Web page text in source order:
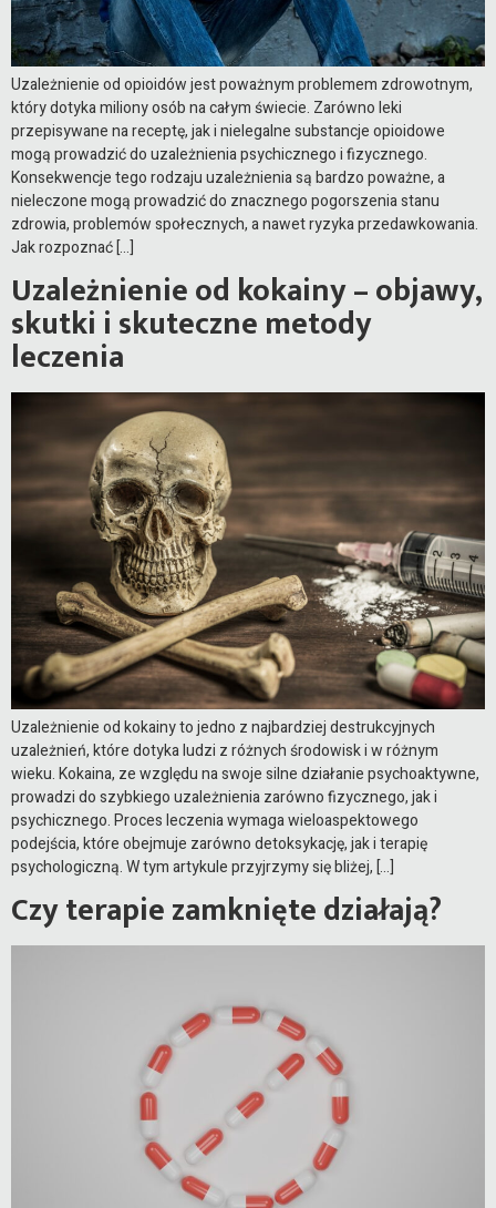
Uzależnienie od opioidów jest poważnym problemem zdrowotnym,
który dotyka miliony osób na całym świecie. Zarówno leki
przepisywane na receptę, jak i nielegalne substancje opioidowe
mogą prowadzić do uzależnienia psychicznego i fizycznego.
Konsekwencje tego rodzaju uzależnienia są bardzo poważne, a
nieleczone mogą prowadzić do znacznego pogorszenia stanu
zdrowia, problemów społecznych, a nawet ryzyka przedawkowania.
Jak rozpoznać […]
Uzależnienie od kokainy – objawy,
skutki i skuteczne metody
leczenia
Uzależnienie od kokainy to jedno z najbardziej destrukcyjnych
uzależnień, które dotyka ludzi z różnych środowisk i w różnym
wieku. Kokaina, ze względu na swoje silne działanie psychoaktywne,
prowadzi do szybkiego uzależnienia zarówno fizycznego, jak i
psychicznego. Proces leczenia wymaga wieloaspektowego
podejścia, które obejmuje zarówno detoksykację, jak i terapię
psychologiczną. W tym artykule przyjrzymy się bliżej, […]
Czy terapie zamknięte działają?